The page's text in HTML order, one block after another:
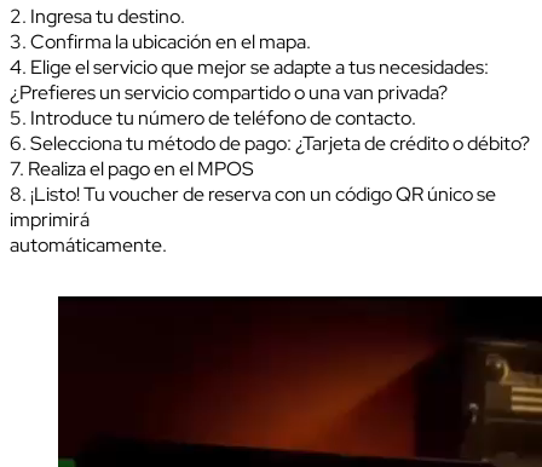
2.⁠ ⁠Ingresa tu destino.
3.⁠ ⁠Confirma la ubicación en el mapa.
4.⁠ ⁠Elige el servicio que mejor se adapte a tus necesidades:
¿Prefieres un servicio compartido o una van privada?
5.⁠ ⁠Introduce tu número de teléfono de contacto.
6.⁠ ⁠Selecciona tu método de pago: ¿Tarjeta de crédito o débito?
7.⁠ ⁠Realiza el pago en el MPOS
8.⁠ ⁠¡Listo! Tu voucher de reserva con un código QR único se
imprimirá
automáticamente.